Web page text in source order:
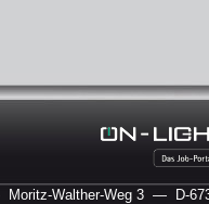
Walther-Weg 3 — D-